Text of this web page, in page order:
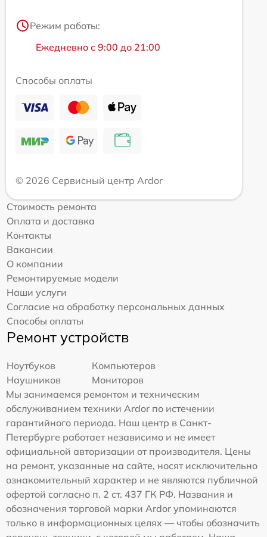
Режим работы:
Ежедневно с 9:00 до 21:00
Способы оплаты
© 2026 Сервисный центр Ardor
Стоимость ремонта
Оплата и доставка
Контакты
Вакансии
О компании
Ремонтируемые модели
Наши услуги
Согласие на обработку персональных данных
Способы оплаты
Ремонт устройств
Ноутбуков
Компьютеров
Наушников
Мониторов
Мы занимаемся ремонтом и техническим
обслуживанием техники Ardor по истечении
гарантийного периода. Наш центр в Санкт-
Петербурге работает независимо и не имеет
официальной авторизации от производителя. Цены
на ремонт, указанные на сайте, носят исключительно
ознакомительный характер и не являются публичной
офертой согласно п. 2 ст. 437 ГК РФ. Названия и
обозначения торговой марки Ardor упоминаются
только в информационных целях — чтобы обозначить